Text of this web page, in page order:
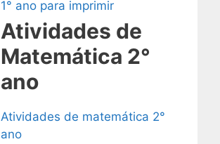
1° ano para imprimir
Atividades de
Matemática 2°
ano
Atividades de matemática 2°
ano